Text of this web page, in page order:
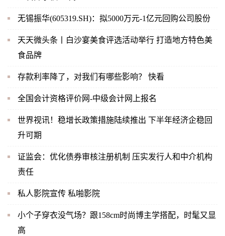
无锡振华(605319.SH)：拟5000万元-1亿元回购公司股份
天天微头条丨白沙宴美食评选活动举行 打造地方特色美
食品牌
存款利率降了，对我们有哪些影响？ 快看
全国会计资格评价网-中级会计网上报名
世界视讯！稳增长政策措施陆续推出 下半年经济企稳回
升可期
证监会：优化债券审核注册机制 压实发行人和中介机构
责任
私人影院宣传 私啪影院
小个子穿衣没气场？跟158cm时尚博主学搭配，时髦又显
高